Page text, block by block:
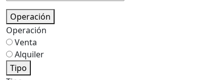
Operación
Operación
Venta
Alquiler
Tipo